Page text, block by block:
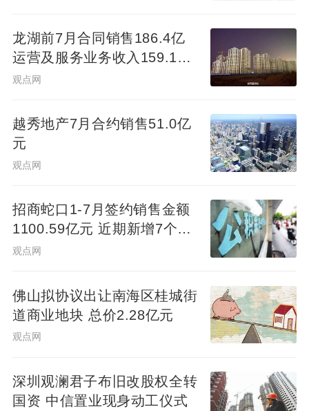
酒店目前除夕夜及年初一的客房预订率已超
90%；广州天河合景福朋喜来登酒店除夕夜
的酒店入住率约为95%。此外不少酒店的年
“我为今年取得的成果感到自豪，并对未来充
满信心——我们拥有无可比拟的全球布局、
计划，再加上强大的现金流生成能力和轻资
产商业模式。展望未来，我们将继续专注于
严格执行增长战略，为宾客提供卓越体验，
为业主带来强劲业绩，为股东创造长期价
值。”安东尼·卡普亚诺表示。
至2.5%，净客房数量将增长为4.5%至5%，
经调整EBITDA将增长8%至10%，并向股东
龙湖前7月合同销售186.4亿
运营及服务业务收入159.1亿
元
观点网
越秀地产7月合约销售51.0亿
元
观点网
招商蛇口1-7月签约销售金额
1100.59亿元 近期新增7个项
目
观点网
佛山拟协议出让南海区桂城街
道商业地块 总价2.28亿元
观点网
深圳观澜君子布旧改股权全转
国资 中信置业现身动工仪式